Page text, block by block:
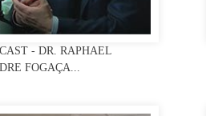
- DR. RAPHAEL
FOGAÇA...